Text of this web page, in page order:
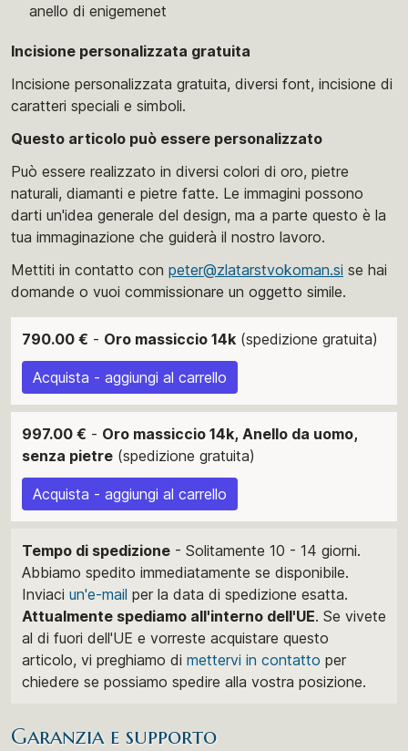
anello di enigemenet
Incisione personalizzata gratuita
Incisione personalizzata gratuita, diversi font, incisione di
caratteri speciali e simboli.
Questo articolo può essere personalizzato
Può essere realizzato in diversi colori di oro, pietre
naturali, diamanti e pietre fatte. Le immagini possono
darti un'idea generale del design, ma a parte questo è la
tua immaginazione che guiderà il nostro lavoro.
Mettiti in contatto con peter@zlatarstvokoman.si se hai
domande o vuoi commissionare un oggetto simile.
790.00 € - Oro massiccio 14k (spedizione gratuita)
Acquista - aggiungi al carrello
997.00 € - Oro massiccio 14k, Anello da uomo,
senza pietre (spedizione gratuita)
Acquista - aggiungi al carrello
Tempo di spedizione - Solitamente 10 - 14 giorni.
Abbiamo spedito immediatamente se disponibile.
Inviaci un'e-mail per la data di spedizione esatta.
Attualmente spediamo all'interno dell'UE. Se vivete
al di fuori dell'UE e vorreste acquistare questo
articolo, vi preghiamo di mettervi in ​​contatto per
chiedere se possiamo spedire alla vostra posizione.
Garanzia e supporto